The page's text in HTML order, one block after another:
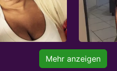
Mehr anzeigen